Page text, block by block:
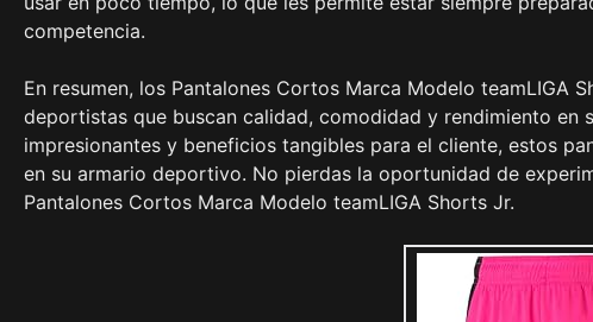
competencia.
En resumen, los Pantalones Cortos Marca Modelo teamLIGA
deportistas que buscan calidad, comodidad y rendimiento
impresionantes y beneficios tangibles para el cliente, estos
en su armario deportivo. No pierdas la oportunidad de
Pantalones Cortos Marca Modelo teamLIGA Shorts Jr.